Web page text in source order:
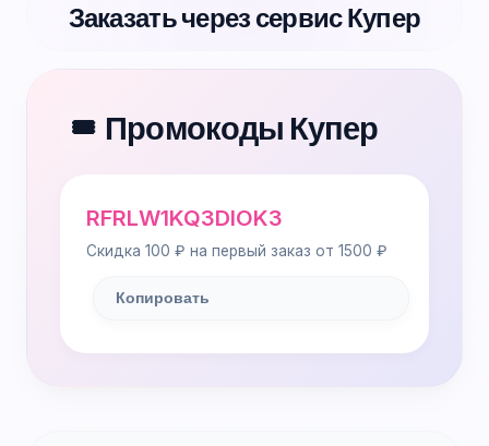
Заказать через сервис Купер
🎟️ Промокоды Купер
RFRLW1KQ3DIOK3
Скидка 100 ₽ на первый заказ от 1500 ₽
Копировать